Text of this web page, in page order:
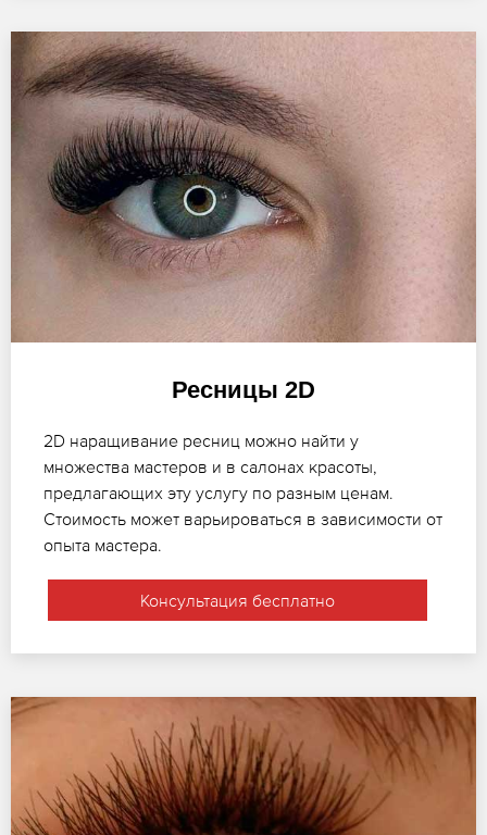
Ресницы 2D
2D наращивание ресниц можно найти у
множества мастеров и в салонах красоты,
предлагающих эту услугу по разным ценам.
Стоимость может варьироваться в зависимости от
опыта мастера.
Консультация бесплатно